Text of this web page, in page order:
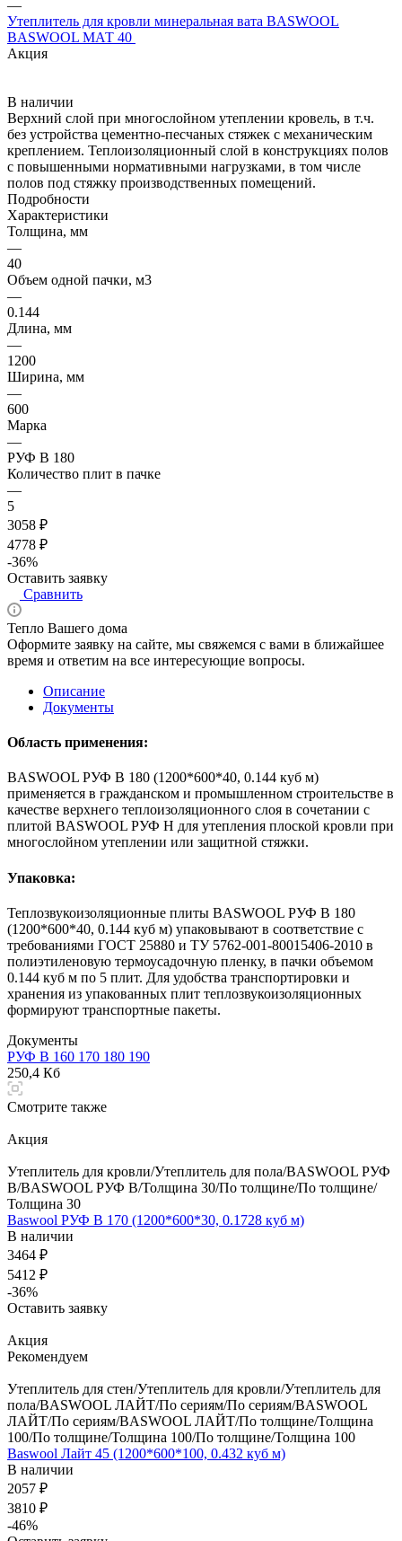
—
Утеплитель для кровли минеральная вата BASWOOL
BASWOOL МАТ 40
Акция
В наличии
Верхний слой при многослойном утеплении кровель, в т.ч.
без устройства цементно-песчаных стяжек с механическим
креплением. Теплоизоляционный слой в конструкциях полов
с повышенными нормативными нагрузками, в том числе
полов под стяжку производственных помещений.
Подробности
Характеристики
Толщина, мм
—
40
Объем одной пачки, м3
—
0.144
Длина, мм
—
1200
Ширина, мм
—
600
Марка
—
РУФ В 180
Количество плит в пачке
—
5
3058 ₽
4778 ₽
-36%
Оставить заявку
Сравнить
Тепло Вашего дома
Оформите заявку на сайте, мы свяжемся с вами в ближайшее
время и ответим на все интересующие вопросы.
Описание
Документы
Область применения:
BASWOOL РУФ В 180 (1200*600*40, 0.144 куб м)
применяется в гражданском и промышленном строительстве в
качестве верхнего теплоизоляционного слоя в сочетании с
плитой BASWOOL РУФ Н для утепления плоской кровли при
многослойном утеплении или защитной стяжки.
Упаковка:
Теплозвукоизоляционные плиты BASWOOL РУФ В 180
(1200*600*40, 0.144 куб м) упаковывают в соответствие с
требованиями ГОСТ 25880 и ТУ 5762-001-80015406-2010 в
полиэтиленовую термоусадочную пленку, в пачки объемом
0.144 куб м по 5 плит. Для удобства транспортировки и
хранения из упакованных плит теплозвукоизоляционных
формируют транспортные пакеты.
Документы
РУФ В 160 170 180 190
250,4 Кб
Смотрите также
Акция
Утеплитель для кровли/Утеплитель для пола/BASWOOL РУФ
В/BASWOOL РУФ В/Толщина 30/По толщине/По толщине/
Толщина 30
Baswool РУФ В 170 (1200*600*30, 0.1728 куб м)
В наличии
3464 ₽
5412 ₽
-36%
Оставить заявку
Акция
Рекомендуем
Утеплитель для стен/Утеплитель для кровли/Утеплитель для
пола/BASWOOL ЛАЙТ/По сериям/По сериям/BASWOOL
ЛАЙТ/По сериям/BASWOOL ЛАЙТ/По толщине/Толщина
100/По толщине/Толщина 100/По толщине/Толщина 100
Baswool Лайт 45 (1200*600*100, 0.432 куб м)
В наличии
2057 ₽
3810 ₽
-46%